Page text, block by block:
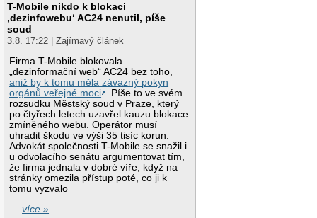
T-Mobile nikdo k blokaci
‚dezinfowebu‘ AC24 nenutil, píše
soud
3.8. 17:22 | Zajímavý článek
Firma T-Mobile blokovala
„dezinformační web“ AC24 bez toho,
aniž by k tomu měla závazný pokyn
orgánů veřejné moci
. Píše to ve svém
rozsudku Městský soud v Praze, který
po čtyřech letech uzavřel kauzu blokace
zmíněného webu. Operátor musí
uhradit škodu ve výši 35 tisíc korun.
Advokát společnosti T-Mobile se snažil i
u odvolacího senátu argumentovat tím,
že firma jednala v dobré víře, když na
stránky omezila přístup poté, co ji k
tomu vyzvalo
…více »